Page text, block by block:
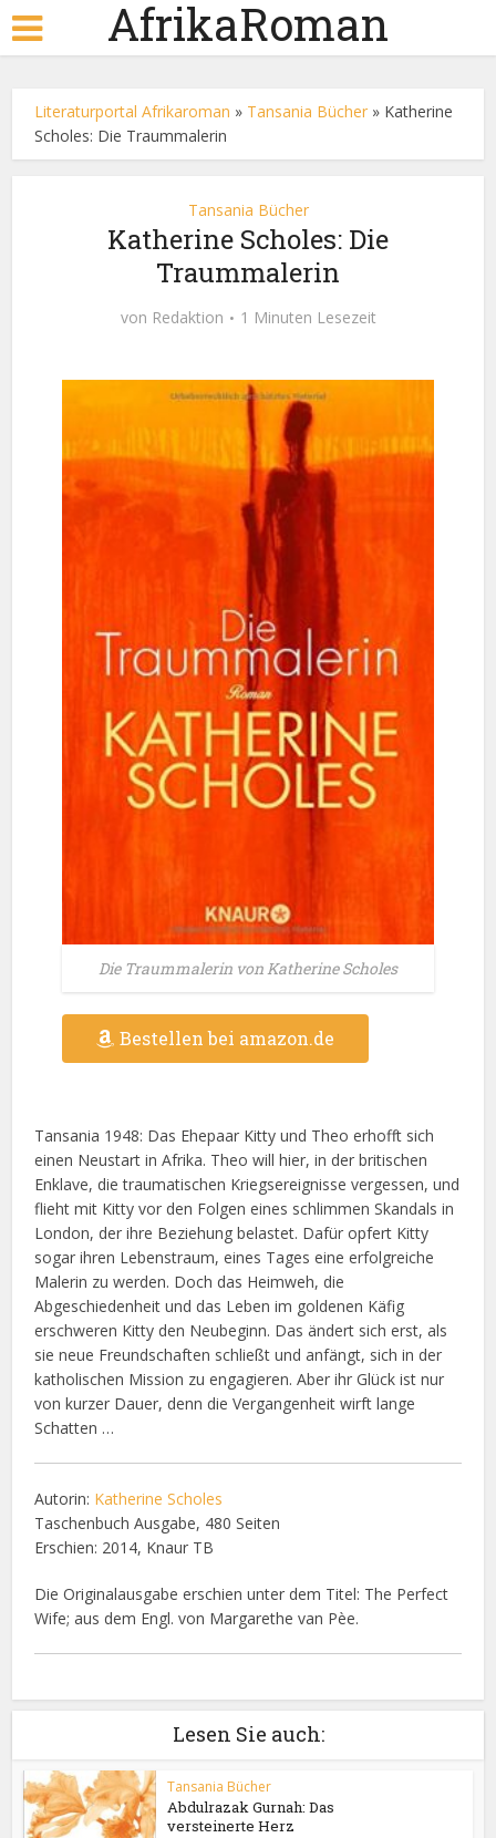
AfrikaRoman
Literaturportal Afrikaroman » Tansania Bücher » Katherine
Scholes: Die Traummalerin
Tansania Bücher
Katherine Scholes: Die
Traummalerin
von Redaktion 1 Minuten Lesezeit
Die Traummalerin von Katherine Scholes
Bestellen bei amazon.de
Tansania 1948: Das Ehepaar Kitty und Theo erhofft sich
einen Neustart in Afrika. Theo will hier, in der britischen
Enklave, die traumatischen Kriegsereignisse vergessen, und
flieht mit Kitty vor den Folgen eines schlimmen Skandals in
London, der ihre Beziehung belastet. Dafür opfert Kitty
sogar ihren Lebenstraum, eines Tages eine erfolgreiche
Malerin zu werden. Doch das Heimweh, die
Abgeschiedenheit und das Leben im goldenen Käfig
erschweren Kitty den Neubeginn. Das ändert sich erst, als
sie neue Freundschaften schließt und anfängt, sich in der
katholischen Mission zu engagieren. Aber ihr Glück ist nur
von kurzer Dauer, denn die Vergangenheit wirft lange
Schatten …
Autorin: Katherine Scholes
Taschenbuch Ausgabe, 480 Seiten
Erschien: 2014, Knaur TB
Die Originalausgabe erschien unter dem Titel: The Perfect
Wife; aus dem Engl. von Margarethe van Pèe.
Lesen Sie auch:
Tansania Bücher
Abdulrazak Gurnah: Das
versteinerte Herz